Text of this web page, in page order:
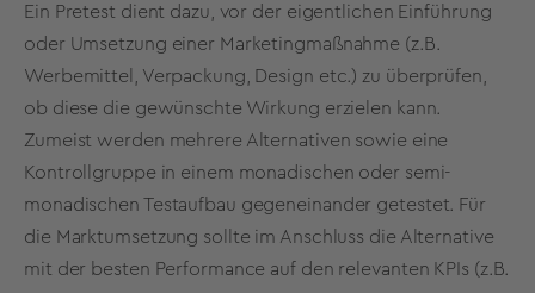
Ein Pretest dient dazu, vor der eigentlichen Einführung
oder Umsetzung einer Marketingmaßnahme (z.B.
Werbemittel, Verpackung, Design etc.) zu überprüfen,
ob diese die gewünschte Wirkung erzielen kann.
Zumeist werden mehrere Alternativen sowie eine
Kontrollgruppe in einem monadischen oder semi-
monadischen Testaufbau gegeneinander getestet. Für
die Marktumsetzung sollte im Anschluss die Alternative
mit der besten Performance auf den relevanten KPIs (z.B.